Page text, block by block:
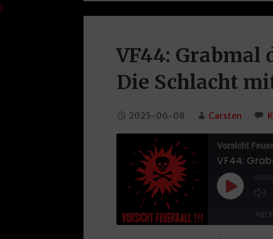
VF44: Grabmal
Die Schlacht
2025-06-08 Carsten
Vorsicht
Play